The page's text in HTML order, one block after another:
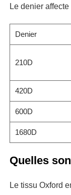
Le denier
Denier
210D
420D
600D
1680D
Quelles
Le tissu Oxford